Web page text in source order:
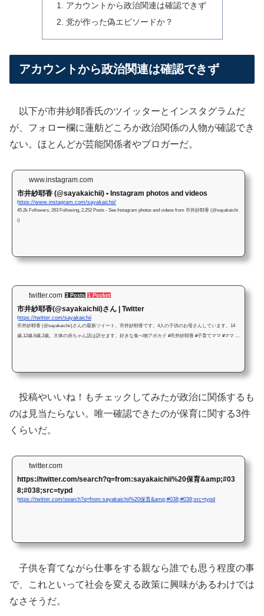
アカウントから政治関連は確認できず
党が作った偽エピソードか？
アカウントから政治関連は確認できず
以下が市井紗耶香氏のツイッターとインスタグラムだ
が、フォロー欄に蓮舫どころか政治関係の人物が確認でき
ない。ほとんどが芸能関係者やブロガーだ。
www.instagram.com
市井紗耶香 (@sayakaichii) • Instagram photos and videos
https://www.instagram.com/sayakaichii/
45.2k Followers, 263 Following, 2,252 Posts - See Instagram photos and videos from 市井紗耶香 (@sayakaichi
i)
twitter.com 3 Posts 1 Pocket
市井紗耶香(@sayakaichii)さん | Twitter
https://twitter.com/sayakaichii
市井紗耶香 (@sayakaichii)さんの最新ツイート。市井紗耶香です。4人の子供のお母さんしています。14
歳.12歳.6歳.2歳。大体の赤ちゃん語は訳せます。好きな食べ物アボカド #市井紗耶香 #子育てママ #ママ #
投稿やいいね！もチェックしてみたが政治に関係するも
のは見当たらない。唯一確認できたのが保育に関する3件
くらいだ。
twitter.com
https://twitter.com/search?q=from:sayakaichii%20保育&amp;#03
8;#038;src=typd
https://twitter.com/search?q=from:sayakaichii%20保育&amp;#038;#038;src=typd
子供を育てながら仕事をする親なら誰でも思う程度の事
で、これといって社会を変える政策に興味があるわけでは
なさそうだ。